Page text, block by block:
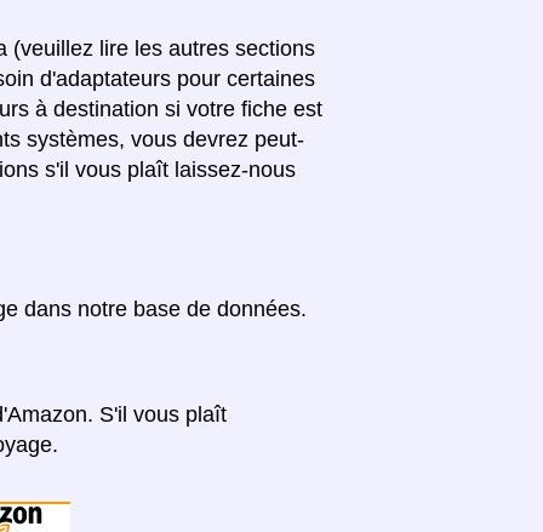
(veuillez lire les autres sections
d'adaptateurs pour certaines
à destination si votre fiche est
systèmes, vous devrez peut-
s'il vous plaît laissez-nous
dans notre base de données.
S'il vous plaît